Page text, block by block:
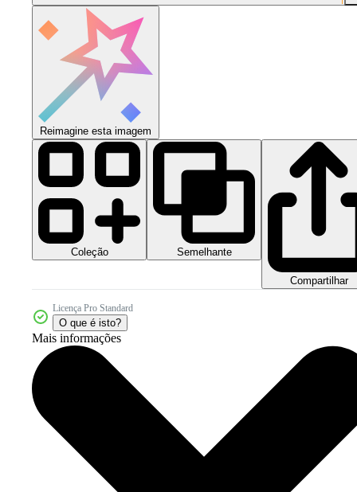
Reimagine esta imagem
Coleção Semelhante
Compartilhar
Licença Pro Standard
O que é isto?
Mais informações